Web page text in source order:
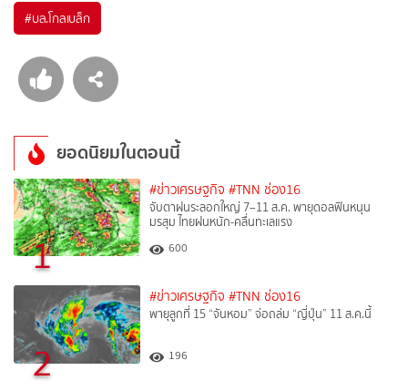
#บล.โกลเบล็ก
ยอดนิยมในตอนนี้
1
#ข่าวเศรษฐกิจ #TNN ช่อง16
จับตาฝนระลอกใหญ่ 7–11 ส.ค. พายุดอลฟินหนุน
มรสุม ไทยฝนหนัก-คลื่นทะเลแรง
600
2
#ข่าวเศรษฐกิจ #TNN ช่อง16
พายุลูกที่ 15 “จันหอม” จ่อถล่ม “ญี่ปุ่น” 11 ส.ค.นี้
196